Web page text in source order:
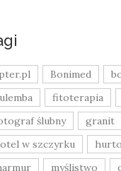
Bonimed
fitoterapia
ślubny
granit
w szczyrku
myślistwo